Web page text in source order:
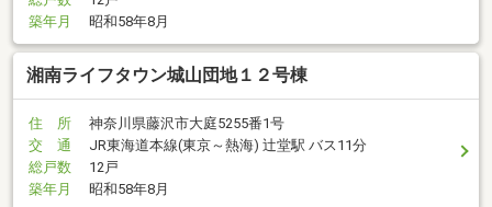
築年月
昭和58年8月
湘南ライフタウン城山団地１２号棟
住 所
神奈川県藤沢市大庭5255番1号
交 通
JR東海道本線(東京～熱海) 辻堂駅 バス11分
総戸数
12戸
築年月
昭和58年8月